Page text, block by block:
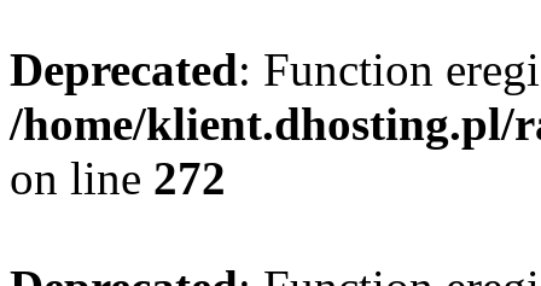
Deprecated: Function
/home/klient.dhosting.pl/
on line 272